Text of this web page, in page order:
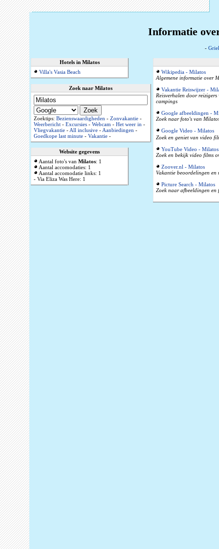
Informatie
-
Hotels in Milatos
Villa's Vasia Beach
Zoek naar Milatos
Zoektips: Bezienswaardigheden - Zonvakantie -
Weerbericht - Excursies - Webcam - Het weer in -
Vliegvakantie -All inclusive -Aanbiedingen -
Goedkope last minute - Vakantie -
Website gegevens
Aantal foto's van Milatos: 1
Aantal accomodaties: 1
Aantal accomodatie links: 1
- Via Eliza Was Here: 1
Wikipedia - Milatos
Algemene informatie over
Vakantie Reiswijzer -
Reisverhalen door
campings
Google afbeeldingen -
Zoek naar foto's van
Google Video - Milatos
Zoek en geniet van video
YouTube Video - Milatos
Zoek en bekijk video films
Zoover.nl - Milatos
Vakantie beoordelingen en
Picture Search - Milatos
Zoek naar afbeeldingen en